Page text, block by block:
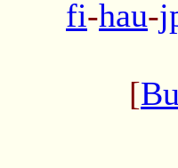
fi-hau-
[